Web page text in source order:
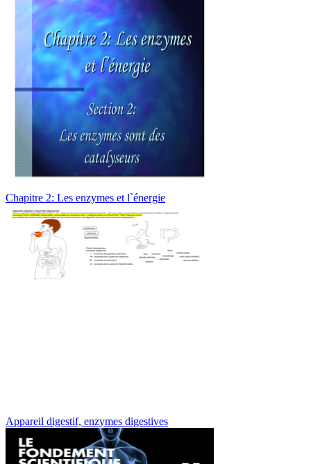
Chapitre 2: Les enzymes et l`énergie
Appareil digestif, enzymes digestives